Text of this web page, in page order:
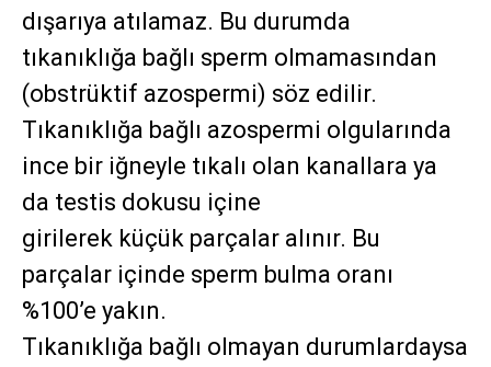
dışarıya atılamaz. Bu durumda
tıkanıklığa bağlı sperm olmamasından
(obstrüktif azospermi) söz edilir.
Tıkanıklığa bağlı azospermi olgularında
ince bir iğneyle tıkalı olan kanallara ya
da testis dokusu içine
girilerek küçük parçalar alınır. Bu
parçalar içinde sperm bulma oranı
%100’e yakın.
Tıkanıklığa bağlı olmayan durumlardaysa